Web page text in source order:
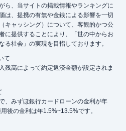
ら、当サイトの掲載情報やランキングに
は、提携の有無や金銭による影響を一切
キャッシング）について、客観的かつ公
に提供することにより、「世の中からお
る社会」の実現を目指しております。
て
高によって約定返済金額が設定されま
、みずほ銀行カードローンの金利が年
後の金利は年1.5%~13.5%です。